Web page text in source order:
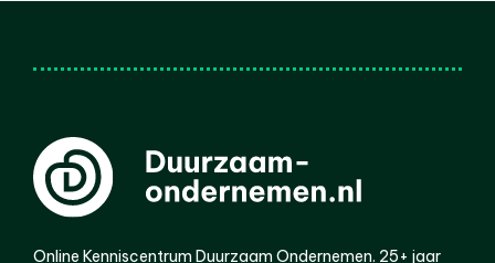
Online Kenniscentrum Duurzaam Ondernemen. 25+ jaar